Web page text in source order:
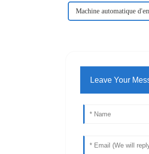
Machine automatique
Leave Your